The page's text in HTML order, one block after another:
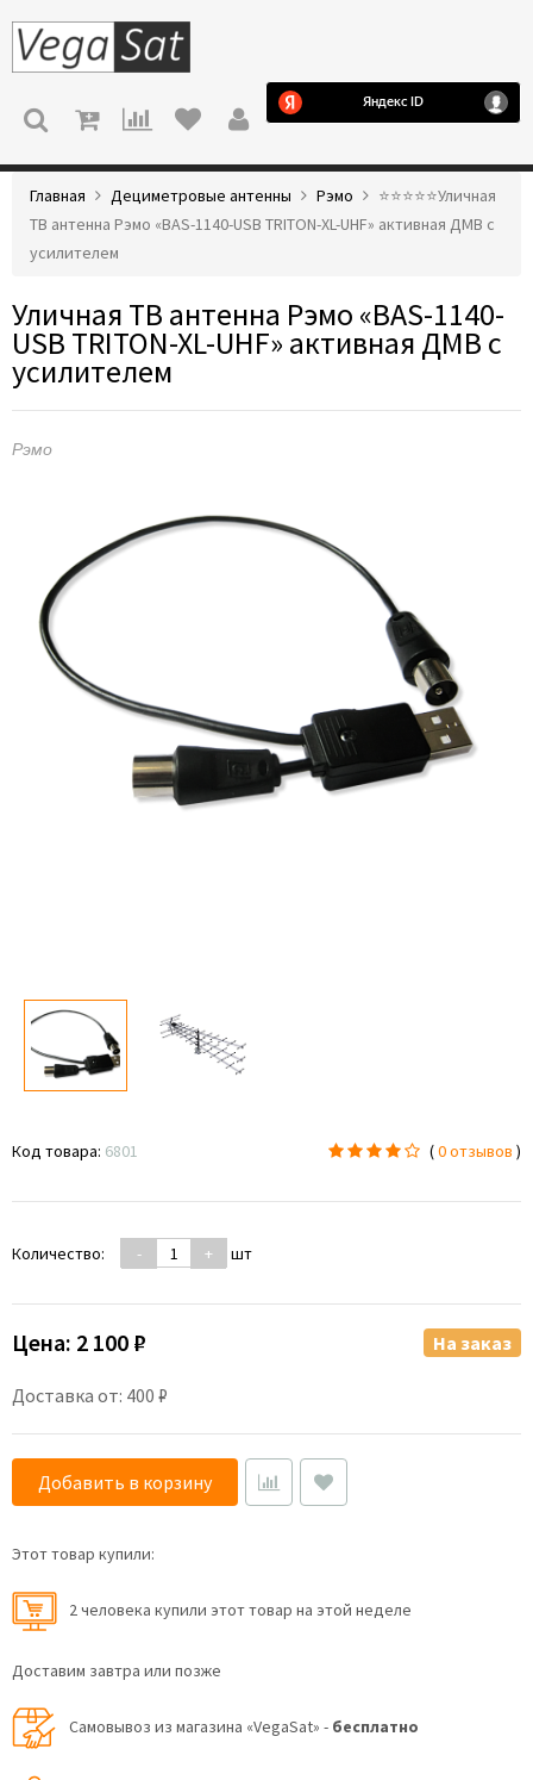
МЕНЮ
Главная Дециметровые антенны Рэмо
⭐️⭐️⭐️⭐️⭐️Уличная
ТВ антенна Рэмо «BAS-1140-USB TRITON-XL-UHF» активная ДМВ с
усилителем
Уличная ТВ антенна Рэмо «BAS-1140-
USB TRITON-XL-UHF» активная ДМВ с
усилителем
Рэмо
Код товара: 6801 (0 отзывов )
Количество: - + шт
Цена: 2 100 ₽
Доставка от: 400 ₽
На заказ
Добавить в корзину
Этот товар купили:
2 человекa купили этот товар на этой неделе
Доставим завтра или позже
Самовывоз из магазина «VegaSat» - бесплатно